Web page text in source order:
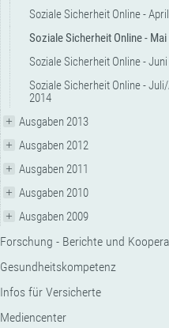
Soziale Sicherheit Online -
Soziale Sicherheit Online - Mai
Soziale Sicherheit Online -
Soziale Sicherheit Online -
2014
Ausgaben 2013
Ausgaben 2012
Ausgaben 2011
Ausgaben 2010
Ausgaben 2009
Forschung - Berichte und
Gesundheitskompetenz
Infos für Versicherte
Mediencenter